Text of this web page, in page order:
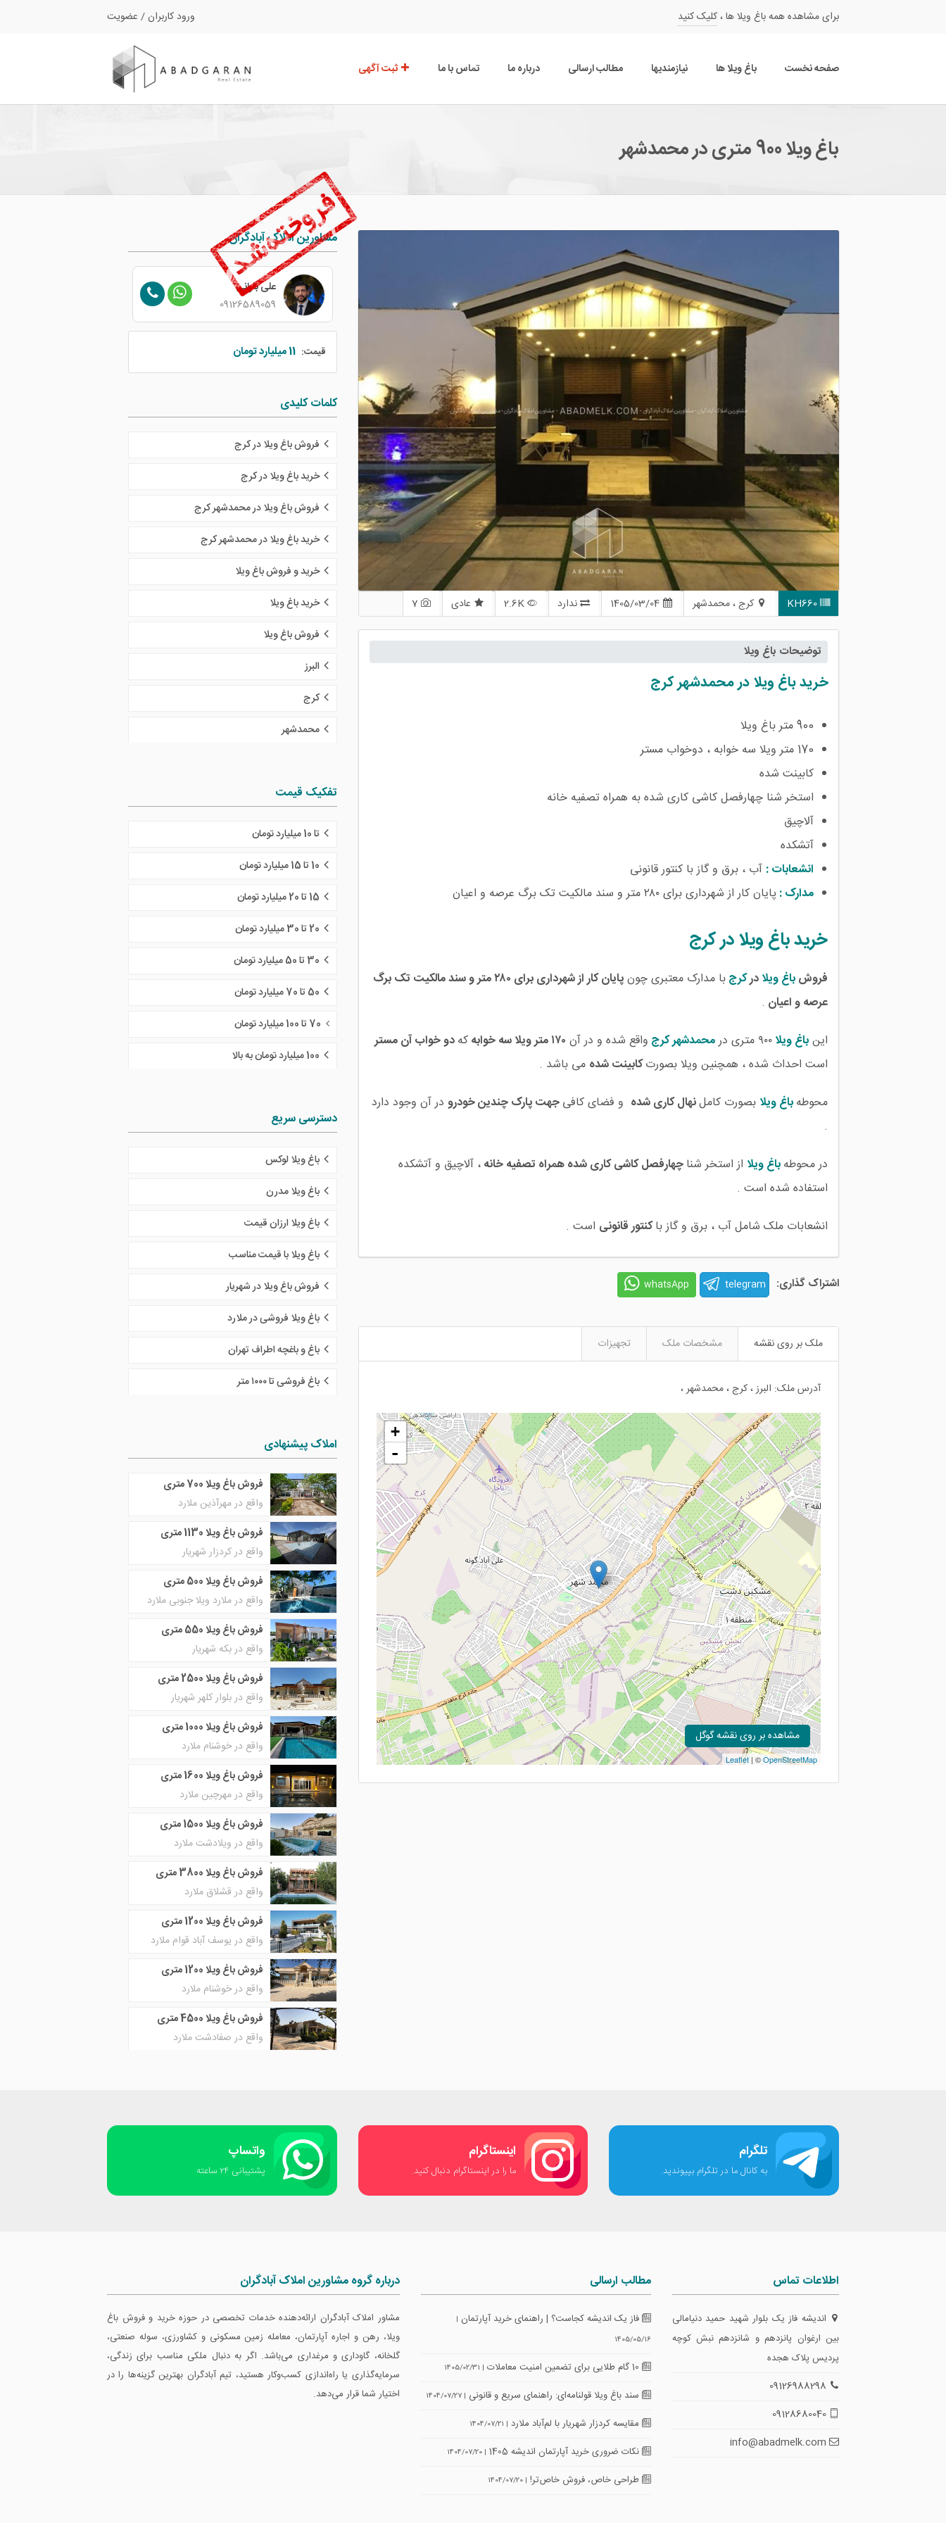
برای مشاهده همه باغ ویلا ها ،کلیک کنید ورود کاربران/ عضویت
صفحه نخست باغ ویلا ها نیازمندیها مطالب ارسالی درباره ما تماس با ما ثبت آگهی
باغ ویلا 900 متری در محمدشهر
کرج ، محمدشهر ندارد عادی
توضیحات باغ ویلا
خرید باغ ویلا در محمدشهر کرج
900 متر باغ ویلا
170 متر ویلا سه خوابه ، دوخواب مستر
کابینت شده
استخر شنا چهارفصل کاشی کاری شده به همراه تصفیه خانه
آلاچیق
آتشکده
انشعابات : آب ، برق و گاز با کنتور قانونی
مدارک : پایان کار از شهرداری برای ۲۸۰ متر و سند مالکیت‌ تک برگ عرصه و اعیان
خرید باغ ویلا در کرج
فروشباغ ویلادرکرجبا مدارک معتبری چون
پایان کار از شهرداری برای ۲۸۰ متر و سند مالکیت‌ تک برگ
عرصه و اعیان .
اینباغ ویلا۹۰۰ متری در محمدشهرکرج واقع شده و در آن ۱۷۰ متر ویلا سه خوابه کهدو خواب آن مستر
است احداث شده ، همچنین ویلا بصورتکابینت شده می باشد .
محوطهباغ ویلا بصورت کاملنهال کاری شده و فضای کافیجهت پارک چندین خودرو در آن وجود دارد
.
در محوطهباغ ویلا از استخر شناچهارفصل کاشی کاری شده همراه تصفیه خانه، آلاچیق و آتشکده
استفاده شده است .
انشعابات ملک شامل آب ، برق و گاز باکنتور قانونی است .
اشتراک گذاری: telegram
whatsApp
ملک بر روی نقشه مشخصات ملک تجهیزات
آدرس ملک: البرز ، کرج ، محمدشهر ،
+
-
Leaflet | ©OpenStreetMap
مشاهده بر روی نقشه گوگل
مشاورین املاک آبادگران
ایمان نخعی
09907344765
09028729492
علیرضا پاسیار
09126632091
قیمت: 11 میلیارد تومان
کلمات کلیدی
فروش باغ ویلا در کرج
خرید باغ ویلا در کرج
فروش باغ ویلا در محمدشهر کرج
خرید باغ ویلا در محمدشهر کرج
خرید و فروش باغ ویلا
خرید باغ ویلا
فروش باغ ویلا
البرز
کرج
محمدشهر
تفکیک قیمت
تا 10 میلیارد تومان
10 تا 15 میلیارد تومان
15 تا 20 میلیارد تومان
20 تا 30 میلیارد تومان
30 تا 50 میلیارد تومان
50 تا 70 میلیارد تومان
100 میلیارد تومان به بالا
دسترسی سریع
باغ ویلا لوکس
باغ ویلا مدرن
باغ ویلا ارزان قیمت
باغ ویلا با قیمت مناسب
فروش باغ ویلا در شهریار
باغ ویلا فروشی در ملارد
باغ و باغچه اطراف تهران
باغ فروشی تا ١٠٠٠ متر
املاک پیشنهادی
فروش باغ ویلا 700 متری
واقع در مهرآذین ملارد
فروش باغ ویلا 1130 متری
واقع در کردزار شهریار
فروش باغ ویلا 500 متری
واقع در ملارد ویلا جنوبی ملارد
فروش باغ ویلا 550 متری
واقع در بکه شهریار
فروش باغ ویلا 2500 متری
واقع در بلوار کلهر شهریار
فروش باغ ویلا 1000 متری
واقع در خوشنام ملارد
فروش باغ ویلا 1600 متری
واقع در مهرچین ملارد
فروش باغ ویلا 1500 متری
واقع در ویلادشت ملارد
فروش باغ ویلا 3800 متری
واقع در قشلاق ملارد
فروش باغ ویلا 1200 متری
واقع در یوسف آباد قوام ملارد
فروش باغ ویلا 1200 متری
واقع در خوشنام ملارد
فروش باغ ویلا 4500 متری
واقع در صفادشت ملارد
تلگرام
به کانال ما در تلگرام بپیوندید.
اینستاگرام
ما را در اینستاگرام دنبال کنید.
واتساپ
پشتیبانی ٢۴ ساعته
اطلاعات تماس
اندیشه فاز یک بلوار شهید حمید دنیامالی
بین ارغوان پانزدهم و شانزدهم نبش کوچه
پردیس پلاک هجده
مطالب ارسالی
فاز یک اندیشه کجاست؟ | راهنمای خرید آپارتمان |
1405/05/16
| 1405/02/31
سند باغ ویلا قولنامه‌ای: راهنمای سریع و قانونی | 1404/07/27
مقایسه کردزار شهریار با لم‌آباد ملارد | 1404/07/21
نکات ضروری خرید آپارتمان اندیشه 1405 | 1404/07/20
طراحی خاص، فروش خاص‌تر! | 1404/07/20
درباره گروه مشاورین املاک آبادگران
مشاور املاک آبادگران ارائه‌دهنده خدمات تخصصی در حوزه خرید و فروش باغ
ویلا، رهن و اجاره آپارتمان، معامله زمین مسکونی و کشاورزی، سوله صنعتی،
گلخانه، گاوداری و مرغداری می‌باشد. اگر به دنبال ملکی مناسب برای زندگی،
سرمایه‌گذاری یا راه‌اندازی کسب‌وکار هستید، تیم آبادگران بهترین گزینه‌ها را در
اختیار شما قرار می‌دهد.